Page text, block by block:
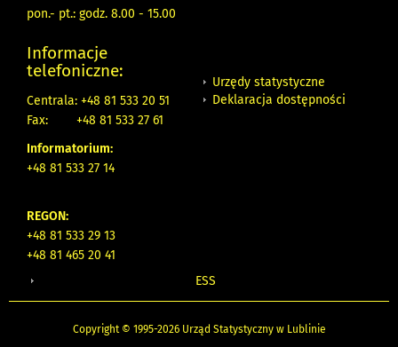
pon.- pt.: godz. 8.00 - 15.00
Informacje
telefoniczne:
Centrala: +48 81 533 20 51
Fax:
+48 81 533 27 61
Informatorium:
+48 81 533 27 14
REGON:
+48 81 533 29 13
+48 81 465 20 41
Urzędy statystyczne
Deklaracja dostępności
ESS
Copyright © 1995-2026 Urząd Statystyczny w Lublinie